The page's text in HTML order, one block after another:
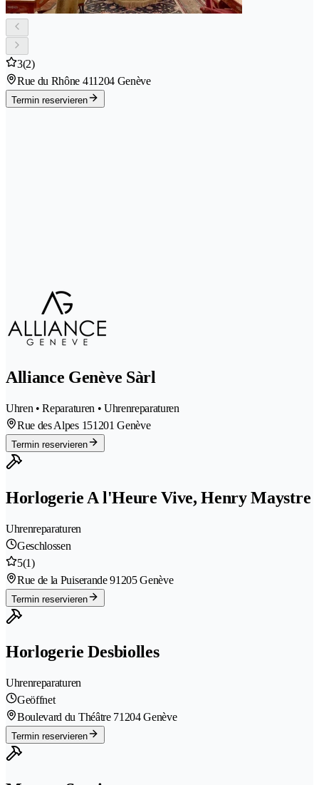
3(2)
Rue du Rhône 411204 Genève
Termin reservieren
Alliance Genève Sàrl
Uhren • Reparaturen • Uhrenreparaturen
Rue des Alpes 151201 Genève
Termin reservieren
Horlogerie A l'Heure Vive, Henry Maystre
Uhrenreparaturen
Geschlossen
5(1)
Rue de la Puiserande 91205 Genève
Termin reservieren
Horlogerie Desbiolles
Uhrenreparaturen
Geöffnet
Boulevard du Théâtre 71204 Genève
Termin reservieren